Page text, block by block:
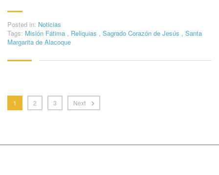
Posted in: Noticias
Tags: Misión Fátima , Reliquias , Sagrado Corazón de Jesús , Santa
Margarita de Alacoque
1 2 3 Next